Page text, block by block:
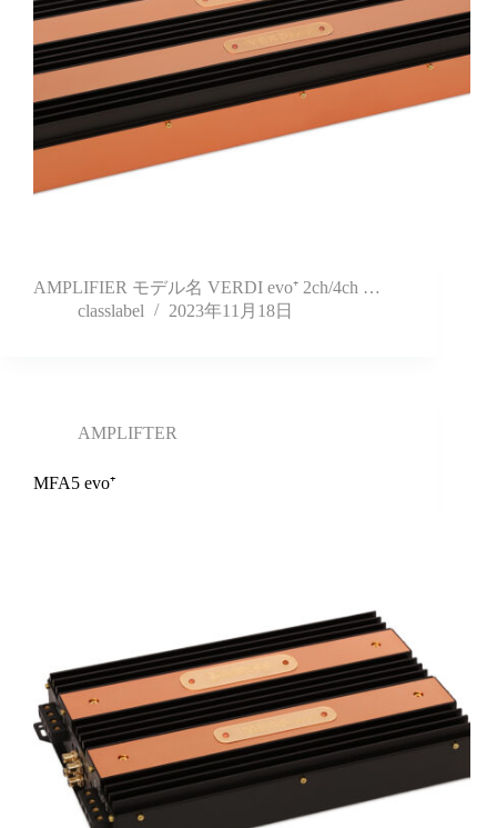
AMPLIFIER モデル名 VERDI evo⁺ 2ch/4ch …
classlabel
2023年11月18日
AMPLIFTER
MFA5 evo⁺